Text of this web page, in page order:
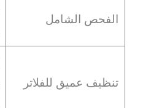
الفحص الشامل
تنظيف عميق للفلاتر